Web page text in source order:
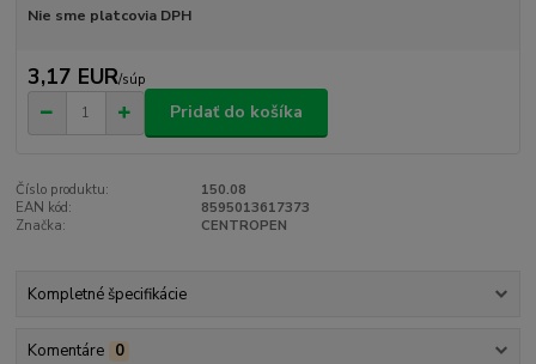
Nie sme platcovia DPH
3,17 EUR/súp
Pridať do košíka
Číslo produktu:
150.08
EAN kód:
8595013617373
Značka:
CENTROPEN
Kompletné špecifikácie
Komentáre 0